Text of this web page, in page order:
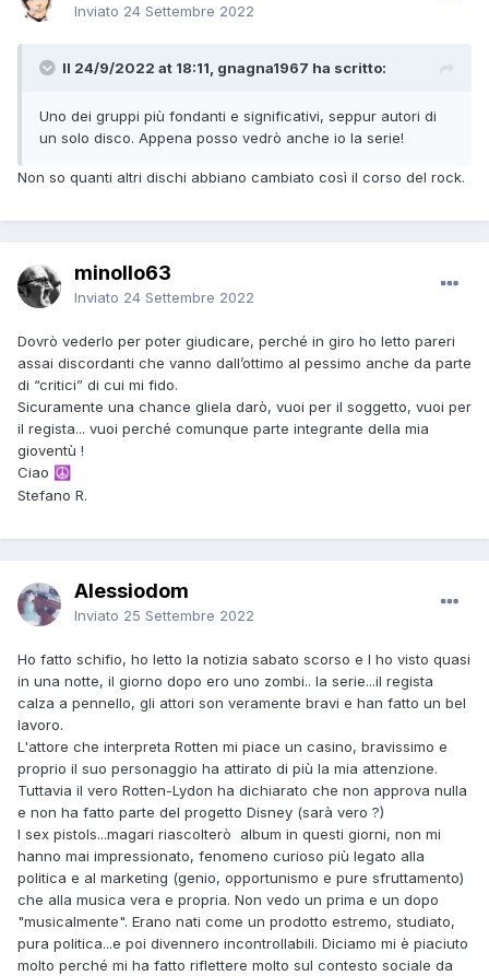
Inviato 24 Settembre 2022
Il 24/9/2022 at 18:11, gnagna1967 ha scritto:
Uno dei gruppi più fondanti e significativi, seppur autori di
un solo disco. Appena posso vedrò anche io la serie!
Non so quanti altri dischi abbiano cambiato così il corso del rock.
minollo63
Inviato 24 Settembre 2022
Dovrò vederlo per poter giudicare, perché in giro ho letto pareri
assai discordanti che vanno dall’ottimo al pessimo anche da parte
di “critici” di cui mi fido.
Sicuramente una chance gliela darò, vuoi per il soggetto, vuoi per
il regista... vuoi perché comunque parte integrante della mia
gioventù !
Ciao ☮️
Stefano R.
Alessiodom
Inviato 25 Settembre 2022
Ho fatto schifio, ho letto la notizia sabato scorso e l ho visto quasi
in una notte, il giorno dopo ero uno zombi.. la serie...il regista
calza a pennello, gli attori son veramente bravi e han fatto un bel
lavoro.
L'attore che interpreta Rotten mi piace un casino, bravissimo e
proprio il suo personaggio ha attirato di più la mia attenzione.
Tuttavia il vero Rotten-Lydon ha dichiarato che non approva nulla
e non ha fatto parte del progetto Disney (sarà vero ?)
I sex pistols...magari riascolterò album in questi giorni, non mi
hanno mai impressionato, fenomeno curioso più legato alla
politica e al marketing (genio, opportunismo e pure sfruttamento)
che alla musica vera e propria. Non vedo un prima e un dopo
"musicalmente". Erano nati come un prodotto estremo, studiato,
pura politica...e poi divennero incontrollabili. Diciamo mi è piaciuto
molto perché mi ha fatto riflettere molto sul contesto sociale da